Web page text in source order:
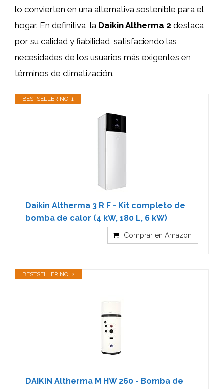
lo convierten en una alternativa sostenible para el
hogar. En definitiva, la Daikin Altherma 2 destaca
por su calidad y fiabilidad, satisfaciendo las
necesidades de los usuarios más exigentes en
términos de climatización.
BESTSELLER NO. 1
Daikin Altherma 3 R F - Kit completo de
bomba de calor (4 kW, 180 L, 6 kW)
Comprar en Amazon
BESTSELLER NO. 2
DAIKIN Altherma M HW 260 - Bomba de